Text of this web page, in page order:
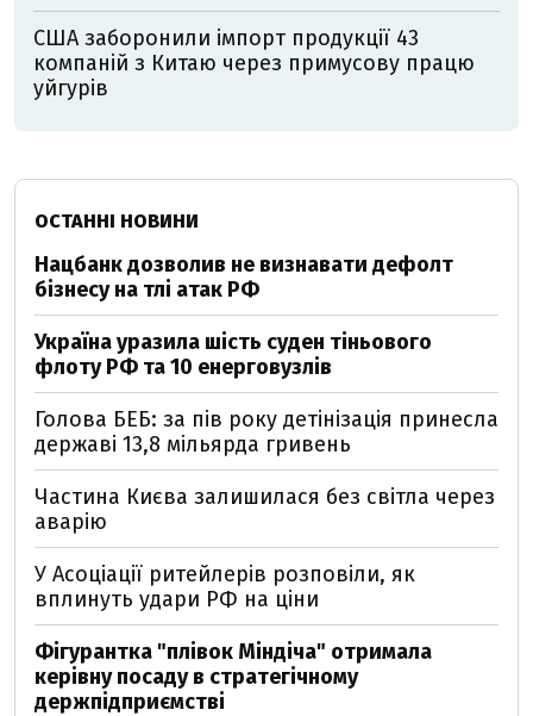
США заборонили імпорт продукції 43
компаній з Китаю через примусову працю
уйгурів
ОСТАННІ НОВИНИ
Нацбанк дозволив не визнавати дефолт
бізнесу на тлі атак РФ
Україна уразила шість суден тіньового
флоту РФ та 10 енерговузлів
Голова БЕБ: за пів року детінізація принесла
державі 13,8 мільярда гривень
Частина Києва залишилася без світла через
аварію
У Асоціації ритейлерів розповіли, як
вплинуть удари РФ на ціни
Фігурантка "плівок Міндіча" отримала
керівну посаду в стратегічному
держпідприємстві